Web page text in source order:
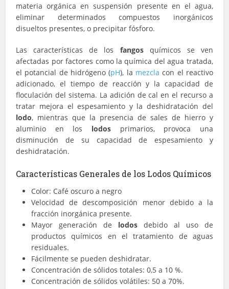
materia orgánica en suspensión presente en el agua,
eliminar determinados compuestos inorgánicos
disueltos presentes, o precipitar fósforo.
Las características de los fangos químicos se ven
afectadas por factores como la química del agua tratada,
el potancial de hidrógeno (pH), la mezcla con el reactivo
adicionado, el tiempo de reacción y la capacidad de
floculación del sistema. La adición de cal en el recurso a
tratar mejora el espesamiento y la deshidratación del
lodo, mientras que la presencia de sales de hierro y
aluminio en los lodos primarios, provoca una
disminución de su capacidad de espesamiento y
deshidratación.
Características Generales de los Lodos Químicos
Color: Café oscuro a negro
Velocidad de descomposición menor debido a la
fracción inorgánica presente.
Mayor generación de lodos debido al uso de
productos químicos en el tratamiento de aguas
residuales.
Fácilmente se pueden deshidratar.
Concentración de sólidos totales: 0,5 a 10 %.
Concentración de sólidos volátiles: 50 a 70%.